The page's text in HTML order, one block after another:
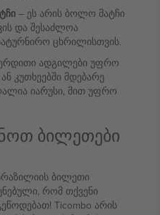
– ეს არის ბოლო მატჩი
და შესაძლოა
ცხრილისთვის.
ადგილები უფრო
კუთხეებში მდებარე
იარუსი, მით უფრო
ბილეთები
ბილეთი
რომ თქვენი
Ticombo არის